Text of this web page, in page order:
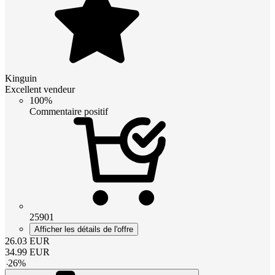
Kinguin
Excellent vendeur
100%
Commentaire positif
25901
Afficher les détails de l'offre
26.03 EUR
34.99 EUR
-26%